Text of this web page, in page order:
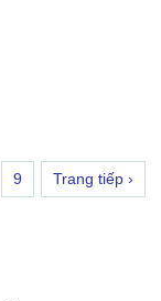
9 Trang tiếp ›